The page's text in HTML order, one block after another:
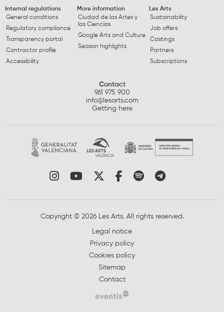
Internal regulations
General conditions
Regulatory compliance
Transparency portal
Contractor profile
Accessibility
More information
Ciudad de las Artes y
las Ciencias
Google Arts and Culture
Season highlights
Les Arts
Sustainability
Job offers
Castings
Partners
Subscriptions
Contact
961 975 900
info@lesarts.com
Getting here
Link to instagram
Link to youtube
Link to twitter
Link to facebook
Link to spotify
Link to
Copyright © 2026 Les Arts. All rights reserved.
Legal notice
Privacy policy
Cookies policy
Sitemap
Contact